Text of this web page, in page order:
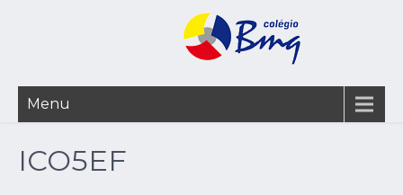
Menu
ICO5EF